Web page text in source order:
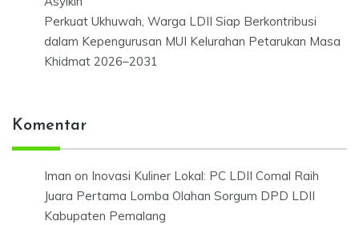
Perkuat Ukhuwah, Warga LDII Siap Berkontribusi
dalam Kepengurusan MUI Kelurahan Petarukan Masa
Khidmat 2026–2031
Komentar
Iman on Inovasi Kuliner Lokal: PC LDII Comal Raih
Juara Pertama Lomba Olahan Sorgum DPD LDII
Kabupaten Pemalang